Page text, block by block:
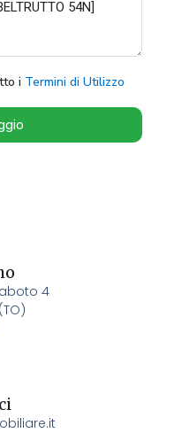
i Termini di Utilizzo
4